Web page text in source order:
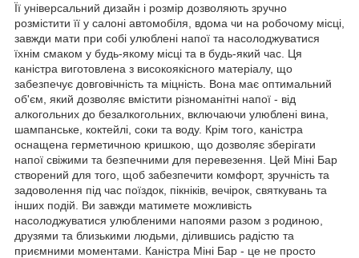
Її універсальний дизайн і розмір дозволяють зручно
розмістити її у салоні автомобіля, вдома чи на робочому місці,
завжди мати при собі улюблені напої та насолоджуватися
їхнім смаком у будь-якому місці та в будь-який час. Ця
каністра виготовлена з високоякісного матеріалу, що
забезпечує довговічність та міцність. Вона має оптимальний
об'єм, який дозволяє вмістити різноманітні напої - від
алкогольних до безалкогольних, включаючи улюблені вина,
шампанське, коктейлі, соки та воду. Крім того, каністра
оснащена герметичною кришкою, що дозволяє зберігати
напої свіжими та безпечними для перевезення. Цей Міні Бар
створений для того, щоб забезпечити комфорт, зручність та
задоволення під час поїздок, пікніків, вечірок, святкувань та
інших подій. Ви завжди матимете можливість
насолоджуватися улюбленими напоями разом з родиною,
друзями та близькими людьми, ділившись радістю та
приємними моментами. Каністра Міні Бар - це не просто